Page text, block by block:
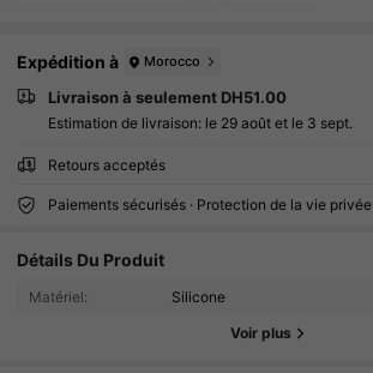
Expédition à Morocco
Livraison à seulement DH51.00
Estimation de livraison: le 29 août et le 3 sept.
Retours acceptés
Paiements sécurisés · Protection de la vie privée
Détails Du Produit
Matériel: Silicone
Voir plus
4.78
1.6K Suiveurs
1.6K Suiveurs